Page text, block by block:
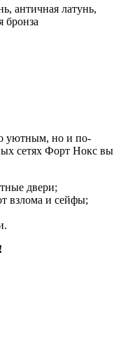
античная латунь,
бронза
уютным, но и по-
сетях Форт Нокс вы
двери;
взлома и сейфы;